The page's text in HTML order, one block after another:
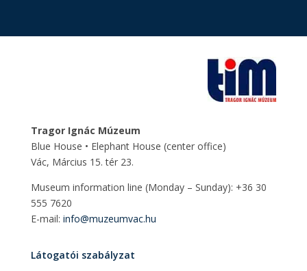
Tragor Ignác Múzeum
Blue House • Elephant House (center office)
Vác, Március 15. tér 23.
Museum information line (Monday – Sunday): +36 30
555 7620
E-mail: info@muzeumvac.hu
Látogatói szabályzat